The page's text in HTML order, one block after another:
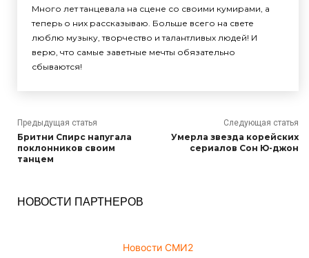
Много лет танцевала на сцене со своими кумирами, а
теперь о них рассказываю. Больше всего на свете
люблю музыку, творчество и талантливых людей! И
верю, что самые заветные мечты обязательно
сбываются!
Предыдущая статья
Бритни Спирс напугала
поклонников своим
танцем
Следующая статья
Умерла звезда корейских
сериалов Сон Ю-джон
НОВОСТИ ПАРТНЕРОВ
Новости СМИ2